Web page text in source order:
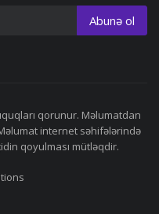
Abunə ol
qorunur. Məlumatdan
internet səhifələrində
qoyulması mütləqdir.